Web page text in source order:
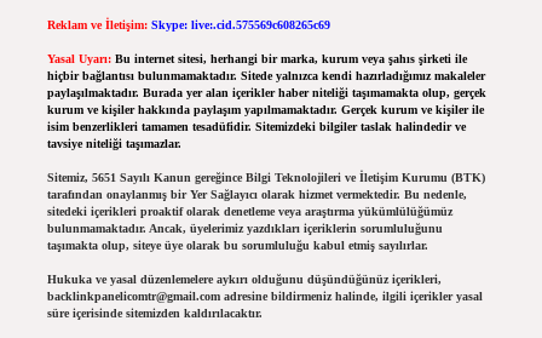
Reklam ve İletişim: Skype: live:.cid.575569c608265c69
Yasal Uyarı: Bu internet sitesi, herhangi bir marka, kurum veya şahıs şirketi ile
hiçbir bağlantısı bulunmamaktadır. Sitede yalnızca kendi hazırladığımız makaleler
paylaşılmaktadır. Burada yer alan içerikler haber niteliği taşımamakta olup, gerçek
kurum ve kişiler hakkında paylaşım yapılmamaktadır. Gerçek kurum ve kişiler ile
isim benzerlikleri tamamen tesadüfidir. Sitemizdeki bilgiler taslak halindedir ve
tavsiye niteliği taşımazlar.
Sitemiz, 5651 Sayılı Kanun gereğince Bilgi Teknolojileri ve İletişim Kurumu (BTK)
tarafından onaylanmış bir Yer Sağlayıcı olarak hizmet vermektedir. Bu nedenle,
sitedeki içerikleri proaktif olarak denetleme veya araştırma yükümlülüğümüz
bulunmamaktadır. Ancak, üyelerimiz yazdıkları içeriklerin sorumluluğunu
taşımakta olup, siteye üye olarak bu sorumluluğu kabul etmiş sayılırlar.
Hukuka ve yasal düzenlemelere aykırı olduğunu düşündüğünüz içerikleri,
backlinkpanelicomtr@gmail.comadresine bildirmeniz halinde, ilgili içerikler yasal
süre içerisinde sitemizden kaldırılacaktır.